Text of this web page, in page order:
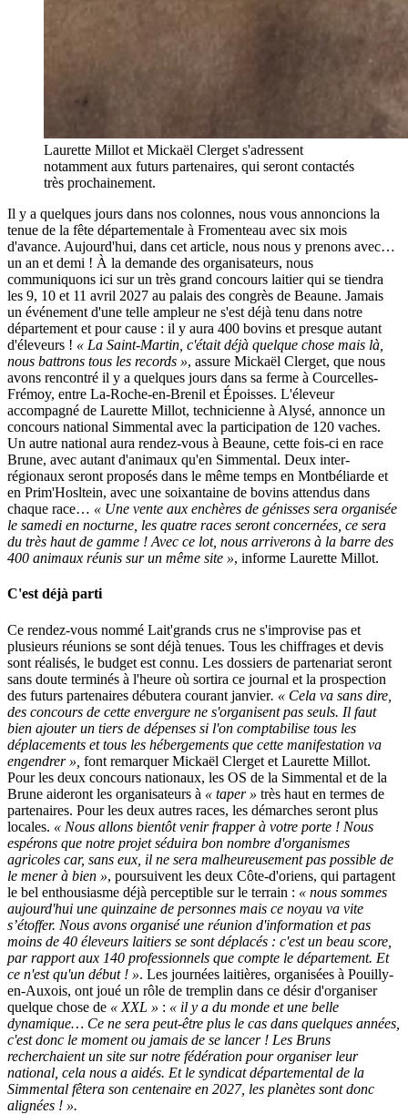
Laurette Millot et Mickaël Clerget s'adressent
notamment aux futurs partenaires, qui seront contactés
très prochainement.
Il y a quelques jours dans nos colonnes, nous vous annoncions la
tenue de la fête départementale à Fromenteau avec six mois
d'avance. Aujourd'hui, dans cet article, nous nous y prenons avec…
un an et demi ! À la demande des organisateurs, nous
communiquons ici sur un très grand concours laitier qui se tiendra
les 9, 10 et 11 avril 2027 au palais des congrès de Beaune. Jamais
un événement d'une telle ampleur ne s'est déjà tenu dans notre
département et pour cause : il y aura 400 bovins et presque autant
d'éleveurs ! « La Saint-Martin, c'était déjà quelque chose mais là,
nous battrons tous les records », assure Mickaël Clerget, que nous
avons rencontré il y a quelques jours dans sa ferme à Courcelles-
Frémoy, entre La-Roche-en-Brenil et Époisses. L'éleveur
accompagné de Laurette Millot, technicienne à Alysé, annonce un
concours national Simmental avec la participation de 120 vaches.
Un autre national aura rendez-vous à Beaune, cette fois-ci en race
Brune, avec autant d'animaux qu'en Simmental. Deux inter-
régionaux seront proposés dans le même temps en Montbéliarde et
en Prim'Hosltein, avec une soixantaine de bovins attendus dans
chaque race… « Une vente aux enchères de génisses sera organisée
le samedi en nocturne, les quatre races seront concernées, ce sera
du très haut de gamme ! Avec ce lot, nous arriverons à la barre des
400 animaux réunis sur un même site », informe Laurette Millot.
C'est déjà parti
Ce rendez-vous nommé Lait'grands crus ne s'improvise pas et
plusieurs réunions se sont déjà tenues. Tous les chiffrages et devis
sont réalisés, le budget est connu. Les dossiers de partenariat seront
sans doute terminés à l'heure où sortira ce journal et la prospection
des futurs partenaires débutera courant janvier. « Cela va sans dire,
des concours de cette envergure ne s'organisent pas seuls. Il faut
bien ajouter un tiers de dépenses si l'on comptabilise tous les
déplacements et tous les hébergements que cette manifestation va
engendrer », font remarquer Mickaël Clerget et Laurette Millot.
Pour les deux concours nationaux, les OS de la Simmental et de la
Brune aideront les organisateurs à « taper » très haut en termes de
partenaires. Pour les deux autres races, les démarches seront plus
locales. « Nous allons bientôt venir frapper à votre porte ! Nous
espérons que notre projet séduira bon nombre d'organismes
agricoles car, sans eux, il ne sera malheureusement pas possible de
le mener à bien », poursuivent les deux Côte-d'oriens, qui partagent
le bel enthousiasme déjà perceptible sur le terrain : « nous sommes
aujourd'hui une quinzaine de personnes mais ce noyau va vite
s’étoffer. Nous avons organisé une réunion d'information et pas
moins de 40 éleveurs laitiers se sont déplacés : c'est un beau score,
par rapport aux 140 professionnels que compte le département. Et
ce n'est qu'un début ! ». Les journées laitières, organisées à Pouilly-
en-Auxois, ont joué un rôle de tremplin dans ce désir d'organiser
quelque chose de « XXL » : « il y a du monde et une belle
dynamique… Ce ne sera peut-être plus le cas dans quelques années,
c'est donc le moment ou jamais de se lancer ! Les Bruns
recherchaient un site sur notre fédération pour organiser leur
national, cela nous a aidés. Et le syndicat départemental de la
Simmental fêtera son centenaire en 2027, les planètes sont donc
alignées ! ».